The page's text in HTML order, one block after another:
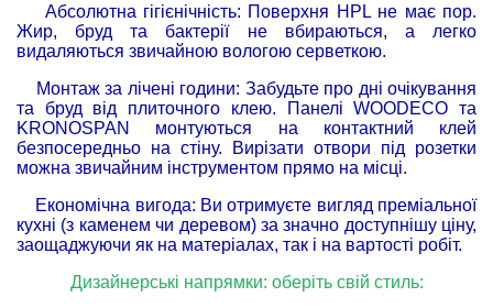
Абсолютна гігієнічність: Поверхня HPL не має пор.
Жир, бруд та бактерії не вбираються, а легко
видаляються звичайною вологою серветкою.
Монтаж за лічені години: Забудьте про дні очікування
та бруд від плиточного клею. Панелі WOODECO та
KRONOSPAN монтуються на контактний клей
безпосередньо на стіну. Вирізати отвори під розетки
можна звичайним інструментом прямо на місці.
Економічна вигода: Ви отримуєте вигляд преміальної
кухні (з каменем чи деревом) за значно доступнішу ціну,
заощаджуючи як на матеріалах, так і на вартості робіт.
Дизайнерські напрямки: оберіть свій стиль: